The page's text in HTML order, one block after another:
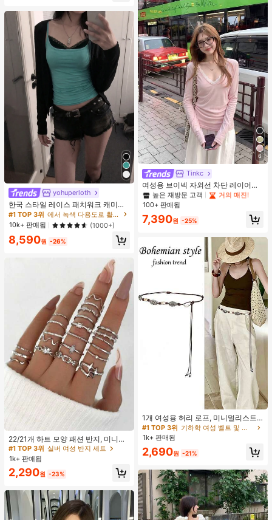
yohuperloth
한국 스타일 레이스 패치워크 캐미솔
탱크 탑, Y2K 에스테틱, 스트리트웨어
캐주얼 여름
#1 TOP 3위
에서 녹색 다용도로 활용 가능한 데일리 탑
10k+ 판매됨
(1000+)
8,590원 -26%
22/21개 하트 모양 패션 반지, 미니멀
리스트 크리스탈 임베디드 보헤미안
기하학 반지 세트, 발렌타인데이, 어머
니날 선물
#1 TOP 3위
실버 여성 반지 세트
거의 매진!
#1 TOP 3위 실버 여성 반지 세트
거의 매진!
#1 TOP 3위 실버 여성 반지 세트
거의 매진!
#1 TOP 3위
실버 여성 반지 세트
1k+ 판매됨
2,290원 -23%
6
Tinkc
여성용 브이넥 자외선 차단 레이어링
다용도 긴팔 티셔츠 탑, 봄/여름 핑크
#2 TOP 3위 에서 새로운 여성 상의
높은 재방문 고객
#2 TOP 3위 에서 새로운 여성 상의
높은 재방문 고객
거의 매진!
#2 TOP 3위 에서 새로운 여성 상의
높은 재방문 고객
거의 매진!
#2 TOP 3위
높은 재방문 고객
100+ 판매됨
7,390원 -25%
1개 여성용 허리 로프, 미니멀리스트
보헤미안 패션 매듭 허리 벨트, 드레
스, 캐주얼 팬츠와 함께 일상 착용에
적합한 장식용 허리 액세서리
거의 매진!
#1 TOP 3위
기하학 여성 벨트 및 벨트 액세서리
거의 매진!
#1 TOP 3위
기하학 여성 벨트 및 벨트 액세서리
거의 매진!
#1 TOP 3위
1k+ 판매됨
2,690원 -21%